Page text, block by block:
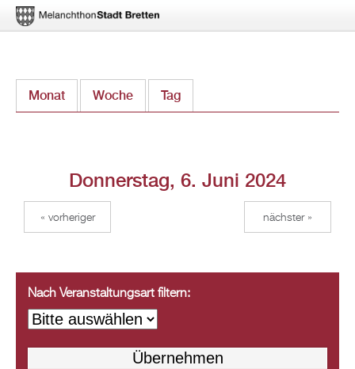
zum
Monat Woche Tag
Donnerstag, 6. Juni 2024
« vorheriger nächster »
Nach Veranstaltungsart filtern: